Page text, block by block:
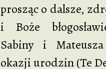
prosząc o dalsze,
i Boże
Sabiny i
okazji urodzin (Te